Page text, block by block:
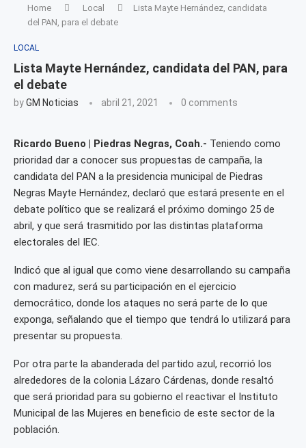
Home Local
Lista Mayte Hernández, candidata
del PAN, para el debate
LOCAL
Lista Mayte Hernández, candidata del PAN, para
el debate
byGM Noticias abril 21, 2021 0 comments
Ricardo Bueno | Piedras Negras, Coah.- Teniendo como
prioridad dar a conocer sus propuestas de campaña, la
candidata del PAN a la presidencia municipal de Piedras
Negras Mayte Hernández, declaró que estará presente en el
debate político que se realizará el próximo domingo 25 de
abril, y que será trasmitido por las distintas plataforma
electorales del IEC.
Indicó que al igual que como viene desarrollando su campaña
con madurez, será su participación en el ejercicio
democrático, donde los ataques no será parte de lo que
exponga, señalando que el tiempo que tendrá lo utilizará para
presentar su propuesta.
Por otra parte la abanderada del partido azul, recorrió los
alrededores de la colonia Lázaro Cárdenas, donde resaltó
que será prioridad para su gobierno el reactivar el Instituto
Municipal de las Mujeres en beneficio de este sector de la
población.